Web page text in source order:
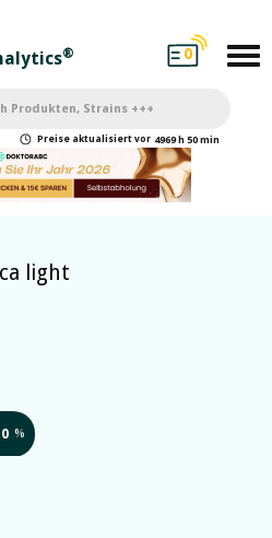
® 0
Preise aktualisiert vor 4969 h 50 min
light
%